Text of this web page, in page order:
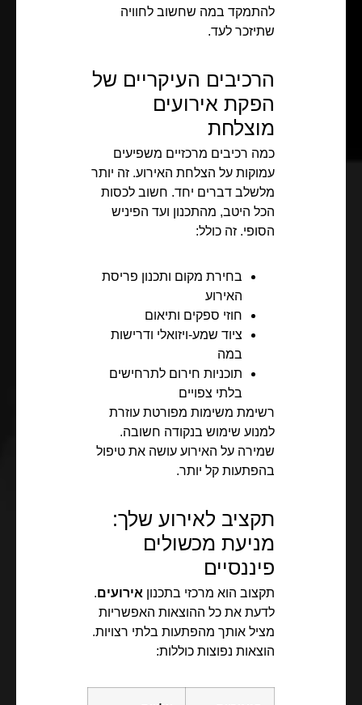
להתמקד במה שחשוב לחוויה
שתיזכר לעד.
הרכיבים העיקריים של
הפקת אירועים
מוצלחת
כמה רכיבים מרכזיים משפיעים
עמוקות על הצלחת האירוע. זה יותר
מלשלב דברים יחד. חשוב לכסות
הכל היטב, מהתכנון ועד הפיניש
הסופי. זה כולל:
בחירת מקום ותכנון פריסת
האירוע
חוזי ספקים ותיאום
ציוד שמע-ויזואלי ודרישות
במה
תוכניות חירום לתרחישים
בלתי צפויים
רשימת משימות מפורטת עוזרת
למנוע שימוש בנקודה חשובה.
שמירה על האירוע עושה את טיפול
בהפתעות קל יותר.
תקציב לאירוע שלך:
מניעת מכשולים
פיננסיים
תקצוב הוא מרכזי בתכנון אירועים.
לדעת את כל ההוצאות האפשריות
מציל אותך מהפתעות בלתי רצויות.
הוצאות נפוצות כוללות: